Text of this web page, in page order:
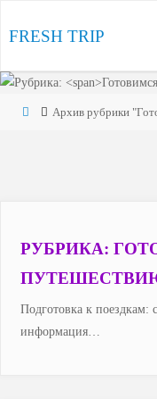
FRESH TRIP
ГлавнаяАрхив рубрики
РУБРИКА:
Подготовка к
информация…